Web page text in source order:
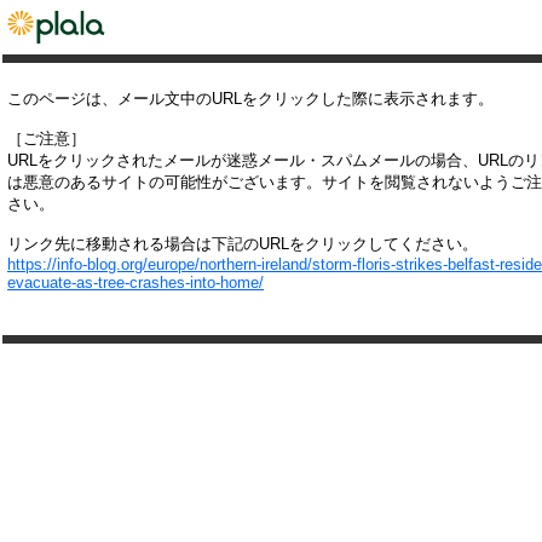
このページは、メール文中のURLをクリックした際に表示されます。
［ご注意］
URLをクリックされたメールが迷惑メール・スパムメールの場合、URLの
は悪意のあるサイトの可能性がございます。サイトを閲覧されないようご
さい。
リンク先に移動される場合は下記のURLをクリックしてください。
https://info-blog.org/europe/northern-ireland/storm-floris-strikes-belfast-
evacuate-as-tree-crashes-into-home/